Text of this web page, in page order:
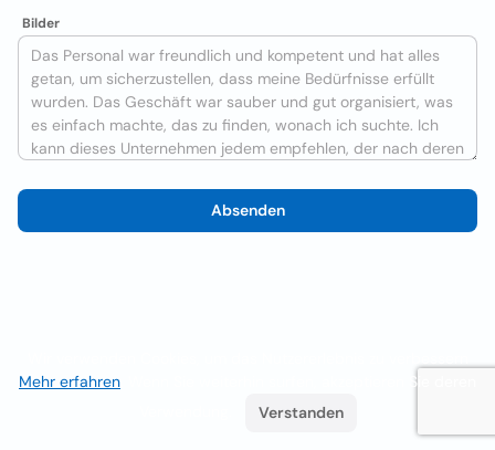
Bilder
Absenden
Mehr erfahren . Wenn Sie weiterhin surfen, akzeptieren Sie deren
Verstanden